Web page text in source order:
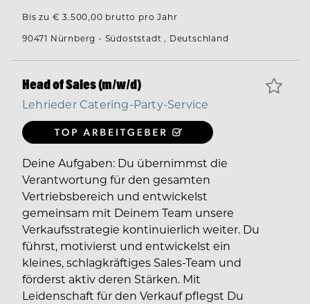
Bis zu € 3.500,00 brutto pro Jahr
90471 Nürnberg - Südoststadt , Deutschland
Head of Sales (m/w/d)
Lehrieder Catering-Party-Service
Deine Aufgaben: Du übernimmst die
Verantwortung für den gesamten
Vertriebsbereich und entwickelst
gemeinsam mit Deinem Team unsere
Verkaufsstrategie kontinuierlich weiter. Du
führst, motivierst und entwickelst ein
kleines, schlagkräftiges Sales-Team und
förderst aktiv deren Stärken. Mit
Leidenschaft für den Verkauf pflegst Du